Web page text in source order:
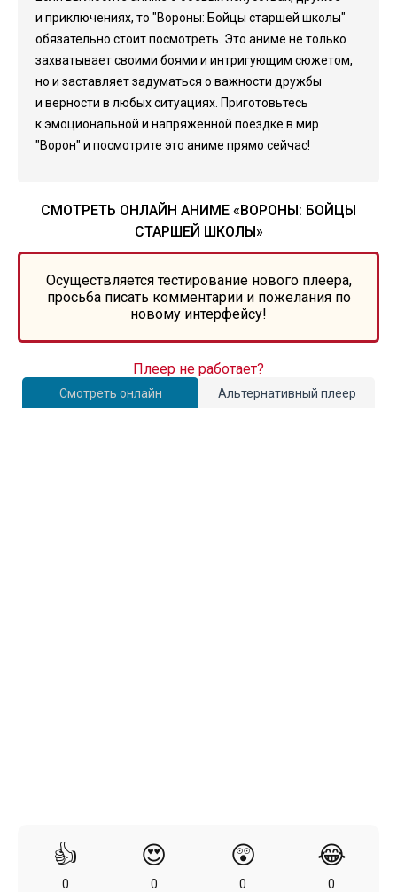
и приключениях, то "Вороны: Бойцы старшей школы"
обязательно стоит посмотреть. Это аниме не только
захватывает своими боями и интригующим сюжетом,
но и заставляет задуматься о важности дружбы
и верности в любых ситуациях. Приготовьтесь
к эмоциональной и напряженной поездке в мир
"Ворон" и посмотрите это аниме прямо сейчас!
СМОТРЕТЬ ОНЛАЙН АНИМЕ «ВОРОНЫ: БОЙЦЫ
СТАРШЕЙ ШКОЛЫ»
Осуществляется тестирование нового плеера,
просьба писать комментарии и пожелания по
новому интерфейсу!
Смотреть онлайн Альтернативный плеер
Плеер не работает?
👍
0
😍
0
😲
0
😂
0